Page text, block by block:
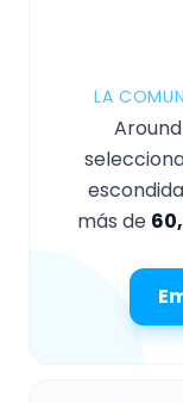
LA
más de